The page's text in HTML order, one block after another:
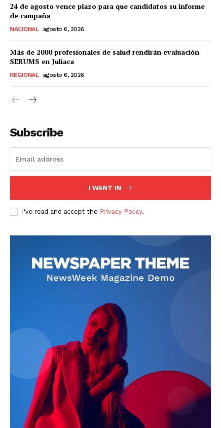
Diario los Andes
Contacto
24 de agosto vence plazo para que candidatos su informe
de campaña
NACIONAL agosto 6, 2026
Más de 2000 profesionales de salud rendirán evaluación
SERUMS en Juliaca
REGIONAL agosto 6, 2026
Subscribe
I WANT IN
I've read and accept the Privacy Policy.